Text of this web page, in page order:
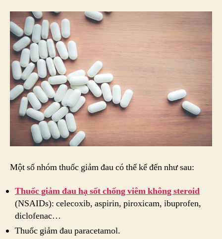
Một số nhóm thuốc giảm đau có thể kể đến như sau:
Thuốc giảm đau hạ sốt chống viêm không steroid
(NSAIDs): celecoxib, aspirin, piroxicam, ibuprofen,
diclofenac…
Thuốc giảm đau paracetamol.